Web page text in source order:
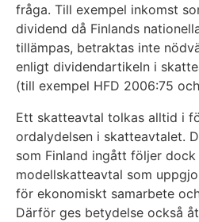
fråga. Till exempel inkomst
dividend då Finlands
tillämpas, betraktas inte
enligt dividendartikeln i
(till exempel HFD 2006:75
Ett skatteavtal tolkas alltid i
ordalydelsen i skatteavtalet.
som Finland ingått följer
modellskatteavtal som
för ekonomiskt samarbete
Därför ges betydelse också